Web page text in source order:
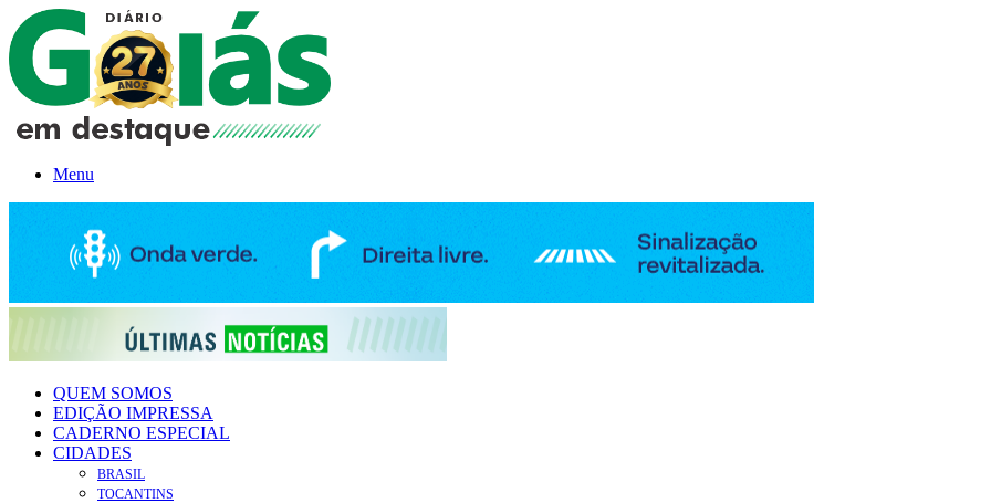
Menu
QUEM SOMOS
EDIÇÃO IMPRESSA
CADERNO ESPECIAL
CIDADES
BRASIL
TOCANTINS